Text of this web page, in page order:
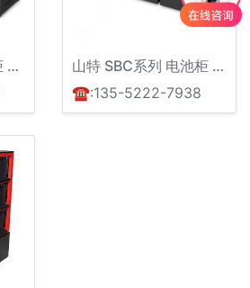
德利仕 C系列 电池柜 C1-C32
山特 SBC系列 电池柜 SBC3-40
☎:135-5222-7938